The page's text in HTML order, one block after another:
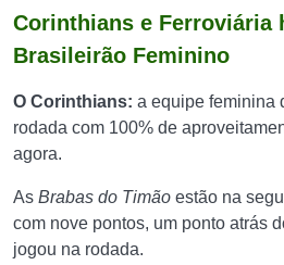
Corinthians e Ferroviária
Brasileirão Feminino
O Corinthians: a equipe feminina
rodada com 100% de
agora.
As Brabas do Timão estão na
com nove pontos, um ponto atrás
jogou na rodada.